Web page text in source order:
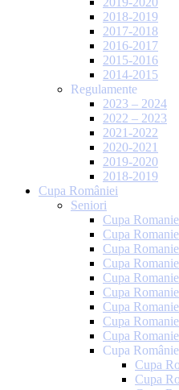
2018-2019
2017-2018
2016-2017
2015-2016
2014-2015
Regulamente
2023 – 2024
2022 – 2023
2021-2022
2020-2021
2019-2020
2018-2019
Cupa României
Seniori
Cupa
Cupa
Cupa
Cupa
Cupa
Cupa
Cupa
Cupa
Cupa
Cupa
Cupa
Cupa